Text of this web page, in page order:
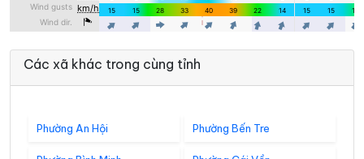
Các xã khác trong cùng tỉnh
Phường An Hội Phường Bến Tre